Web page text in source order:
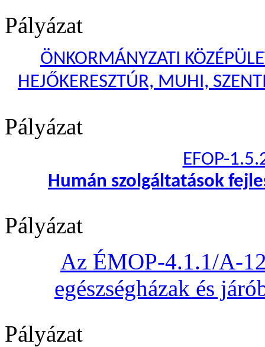
Pályázat
ÖNKORMÁNYZATI
HEJŐKERESZTÚR, MUHI,
Pályázat
EFOP-
Humán szolgáltatások
Pályázat
Az ÉMOP-4.1.1/A-
egészségházak és
Pályázat